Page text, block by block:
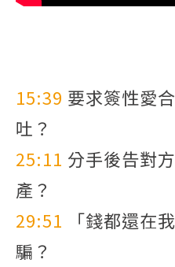
15:39 要求簽性愛
吐？
25:11 分手後告對
產？
29:51 「錢都還在
騙？